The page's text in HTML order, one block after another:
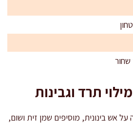
תרד וגבינות
אש בינונית, מוסיפים שמן זית ושום,